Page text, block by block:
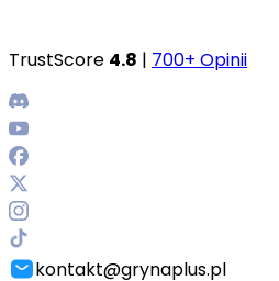
TrustScore 4.8 | 700+ Opinii
kontakt@grynaplus.pl